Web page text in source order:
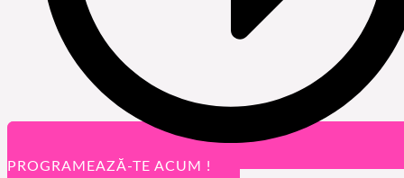
PROGRAMEAZĂ-TE ACUM !